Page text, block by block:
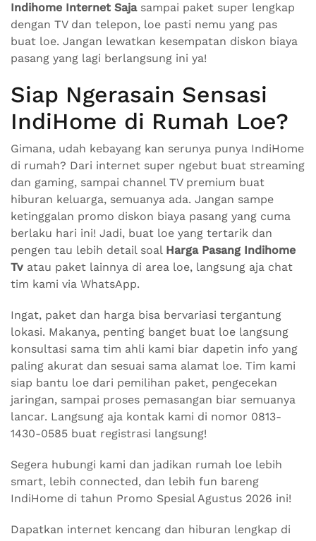
Indihome Internet Sajasampai paket super lengkap
dengan TV dan telepon, loe pasti nemu yang pas
buat loe. Jangan lewatkan kesempatan diskon biaya
pasang yang lagi berlangsung ini ya!
Siap Ngerasain Sensasi
IndiHome di Rumah Loe?
Gimana, udah kebayang kan serunya punya IndiHome
di rumah? Dari internet super ngebut buat streaming
dan gaming, sampai channel TV premium buat
hiburan keluarga, semuanya ada. Jangan sampe
ketinggalan promo diskon biaya pasang yang cuma
berlaku hari ini! Jadi, buat loe yang tertarik dan
pengen tau lebih detail soal Harga Pasang Indihome
Tv atau paket lainnya di area loe, langsung aja chat
tim kami via WhatsApp.
Ingat, paket dan harga bisa bervariasi tergantung
lokasi. Makanya, penting banget buat loe langsung
konsultasi sama tim ahli kami biar dapetin info yang
paling akurat dan sesuai sama alamat loe. Tim kami
siap bantu loe dari pemilihan paket, pengecekan
jaringan, sampai proses pemasangan biar semuanya
lancar. Langsung aja kontak kami di nomor 0813-
1430-0585 buat registrasi langsung!
Segera hubungi kami dan jadikan rumah loe lebih
smart, lebih connected, dan lebih fun bareng
IndiHome di tahun Promo Spesial Agustus 2026 ini!
Dapatkan internet kencang dan hiburan lengkap di